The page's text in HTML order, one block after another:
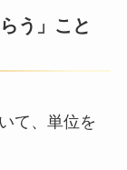
う」こと
て、単位を